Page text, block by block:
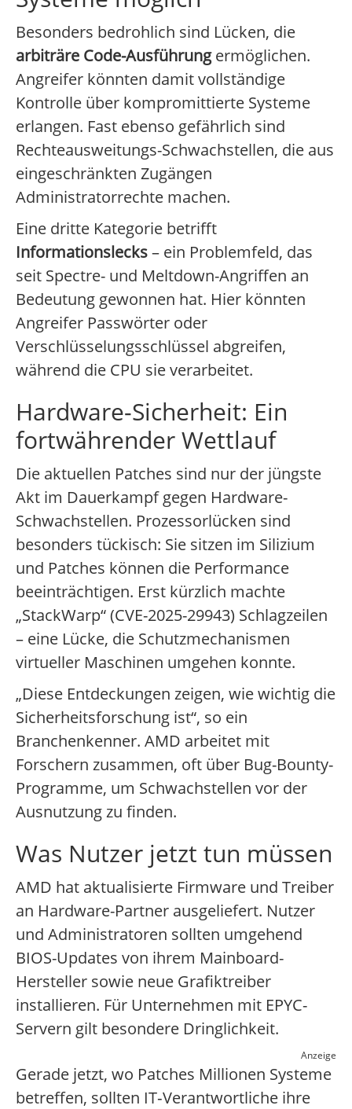
Besonders bedrohlich sind Lücken, die
arbiträre Code-Ausführungermöglichen.
Angreifer könnten damit vollständige
Kontrolle über kompromittierte Systeme
erlangen. Fast ebenso gefährlich sind
Rechteausweitungs-Schwachstellen, die aus
eingeschränkten Zugängen
Administratorrechte machen.
Eine dritte Kategorie betrifft
Informationslecks– ein Problemfeld, das
seit Spectre- und Meltdown-Angriffen an
Bedeutung gewonnen hat. Hier könnten
Angreifer Passwörter oder
Verschlüsselungsschlüssel abgreifen,
während die CPU sie verarbeitet.
Hardware-Sicherheit: Ein
fortwährender Wettlauf
Die aktuellen Patches sind nur der jüngste
Akt im Dauerkampf gegen Hardware-
Schwachstellen. Prozessorlücken sind
besonders tückisch: Sie sitzen im Silizium
und Patches können die Performance
beeinträchtigen. Erst kürzlich machte
„StackWarp“ (CVE-2025-29943) Schlagzeilen
– eine Lücke, die Schutzmechanismen
virtueller Maschinen umgehen konnte.
„Diese Entdeckungen zeigen, wie wichtig die
Sicherheitsforschung ist“, so ein
Branchenkenner. AMD arbeitet mit
Forschern zusammen, oft über Bug-Bounty-
Programme, um Schwachstellen vor der
Ausnutzung zu finden.
Was Nutzer jetzt tun müssen
AMD hat aktualisierte Firmware und Treiber
an Hardware-Partner ausgeliefert. Nutzer
und Administratoren sollten umgehend
BIOS-Updates von ihrem Mainboard-
Hersteller sowie neue Grafiktreiber
installieren. Für Unternehmen mit EPYC-
Servern gilt besondere Dringlichkeit.
Anzeige
Gerade jetzt, wo Patches Millionen Systeme
betreffen, sollten IT‑Verantwortliche ihre